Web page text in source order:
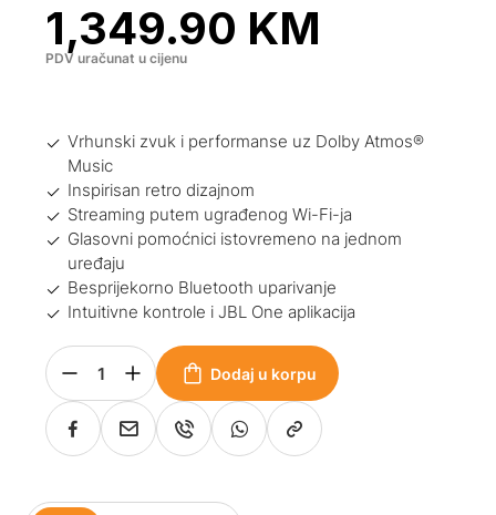
1,349.90 KM
PDV uračunat u cijenu
Vrhunski zvuk i performanse uz Dolby Atmos®
Music
Inspirisan retro dizajnom
Streaming putem ugrađenog Wi-Fi-ja
Glasovni pomoćnici istovremeno na jednom
uređaju
Besprijekorno Bluetooth uparivanje
Intuitivne kontrole i JBL One aplikacija
Dodaj u korpu